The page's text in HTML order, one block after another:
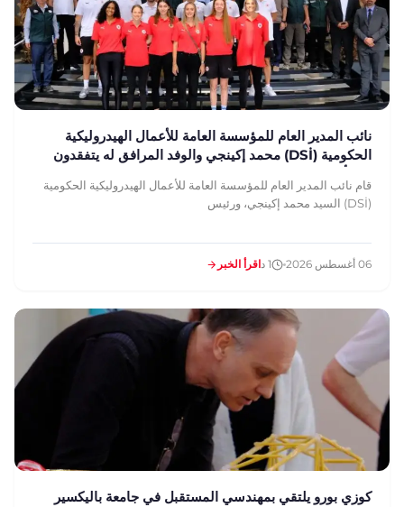
نائب المدير العام للمؤسسة العامة للأعمال الهيدروليكية
الحكومية (DSİ) محمد إكينجي والوفد المرافق له يتفقدون
قام نائب المدير العام للمؤسسة العامة للأعمال الهيدروليكية الحكومية
(DSİ) السيد محمد إكينجي، ورئيس
06 أغسطس 2026 1 د اقرأ الخبر
كوزي بورو يلتقي بمهندسي المستقبل في جامعة باليكسير